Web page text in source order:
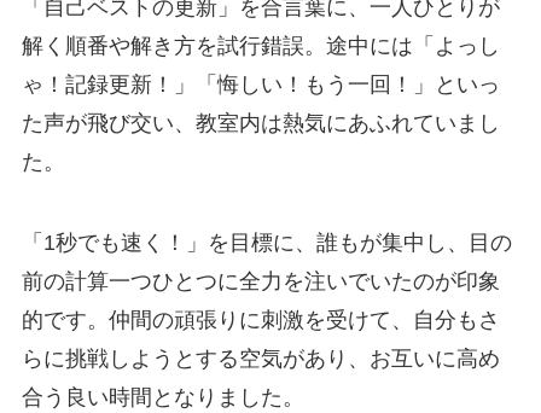
「自己ベストの更新」を合言葉に、一人ひとりが
解く順番や解き方を試行錯誤。途中には「よっし
ゃ！記録更新！」「悔しい！もう一回！」といっ
た声が飛び交い、教室内は熱気にあふれていまし
た。
「1秒でも速く！」を目標に、誰もが集中し、目の
前の計算一つひとつに全力を注いでいたのが印象
的です。仲間の頑張りに刺激を受けて、自分もさ
らに挑戦しようとする空気があり、お互いに高め
合う良い時間となりました。